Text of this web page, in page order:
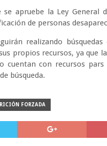
apruebe la Ley General
de personas
realizando
propios recursos, ya que
cuentan con recursos
búsqueda.
FORZADA